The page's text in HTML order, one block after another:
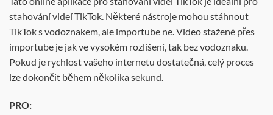
stahování videí TikTok. Některé nástroje mohou stáhnout
TikTok s vodoznakem, ale importube ne. Video stažené přes
importube je jak ve vysokém rozlišení, tak bez vodoznaku.
Pokud je rychlost vašeho internetu dostatečná, celý proces
lze dokončit během několika sekund.
PRO: